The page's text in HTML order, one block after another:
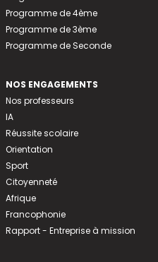
Programme de 4ème
Programme de 3ème
Programme de Seconde
NOS ENGAGEMENTS
Nos professeurs
IA
Réussite scolaire
Orientation
Sport
Citoyenneté
Afrique
Francophonie
Rapport - Entreprise à mission